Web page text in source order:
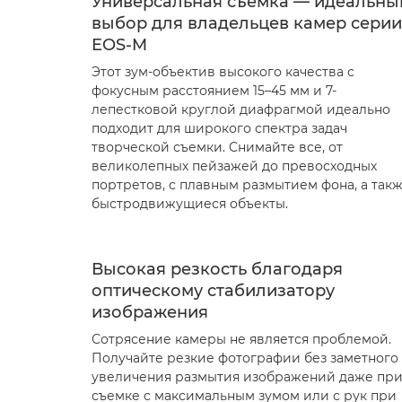
выбор для владельцев камер серии
EOS-M
Этот зум-объектив высокого качества с
фокусным расстоянием 15–45 мм и 7-
лепестковой круглой диафрагмой идеально
подходит для широкого спектра задач
творческой съемки. Снимайте все, от
великолепных пейзажей до превосходных
портретов, с плавным размытием фона, а
быстродвижущиеся объекты.
Высокая резкость благодаря
оптическому стабилизатору
изображения
Сотрясение камеры не является проблемой.
Получайте резкие фотографии без заметного
увеличения размытия изображений даже при
съемке с максимальным зумом или с рук при